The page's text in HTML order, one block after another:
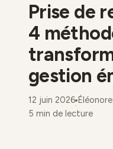
Maison
Mode
Déco
Prise de
4
gestion
12 juin 2026
·
5 min de lecture